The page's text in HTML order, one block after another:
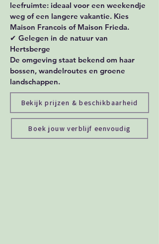
leefruimte: ideaal voor een weekendje
weg of een langere vakantie. Kies
Maison Francois of Maison Frieda.
✔ Gelegen in de natuur van
Hertsberge
De omgeving staat bekend om haar
bossen, wandelroutes en groene
landschappen.
Bekijk prijzen & beschikbaarheid
Boek jouw verblijf eenvoudig